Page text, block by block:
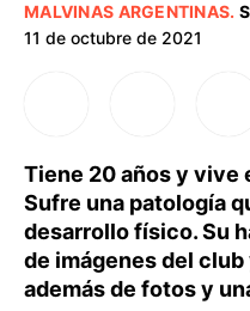
ELECCIONES 2023
MALVINAS ARGENTINAS.
11 de octubre de 2021
Tiene 20 años y vive
Sufre una patología
desarrollo físico. Su
de imágenes del club
además de fotos y